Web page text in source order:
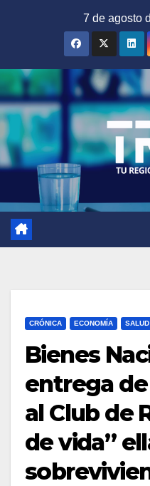
7 de agosto
CRÓNICA ECONOMÍA
Bienes
entrega
al Club de
de vida”